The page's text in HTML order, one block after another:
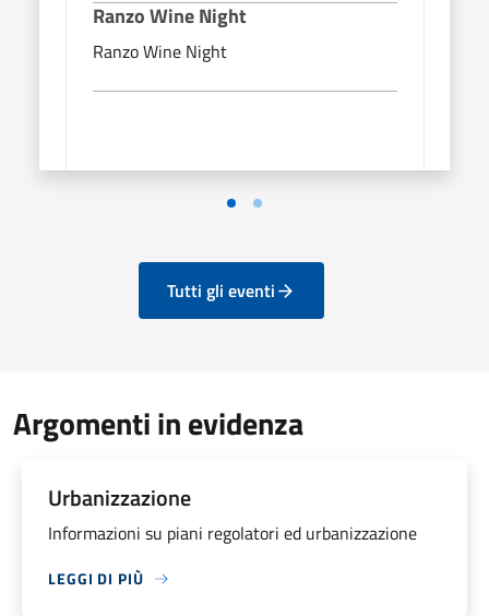
Ranzo Wine Night
Ranzo Wine Night
Vai alla slide 1
Vai alla slide 2
Tutti gli eventi
Argomenti in evidenza
Urbanizzazione
Informazioni su piani regolatori ed urbanizzazione
LEGGI DI PIÙ